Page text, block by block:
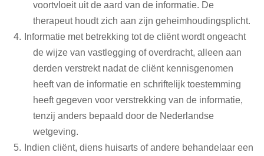
voortvloeit uit de aard van de informatie. De
therapeut houdt zich aan zijn geheimhoudingsplicht.
Informatie met betrekking tot de cliënt wordt ongeacht
de wijze van vastlegging of overdracht, alleen aan
derden verstrekt nadat de cliënt kennisgenomen
heeft van de informatie en schriftelijk toestemming
heeft gegeven voor verstrekking van de informatie,
tenzij anders bepaald door de Nederlandse
wetgeving.
Indien cliënt, diens huisarts of andere behandelaar een